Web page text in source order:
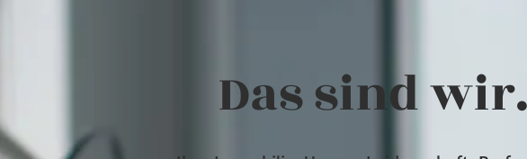
Das sind